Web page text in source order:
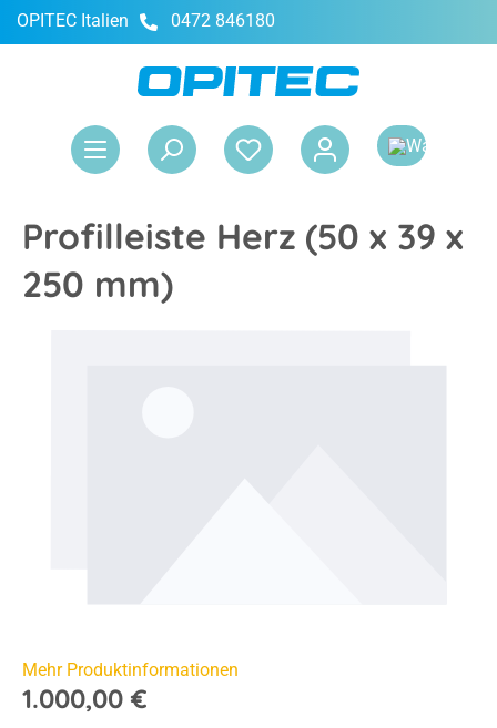
springen
OPITEC Italien 0472 846180
Profilleiste Herz (50 x 39 x
250 mm)
Mehr Produktinformationen
1.000,00 €